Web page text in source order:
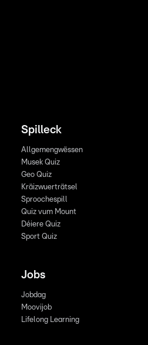
Spilleck
Allgemengwëssen
Musek Quiz
Geo Quiz
Kräizwuerträtsel
Sproochespill
Quiz vum Mount
Déiere Quiz
Sport Quiz
Jobs
Jobdag
Moovijob
Lifelong Learning